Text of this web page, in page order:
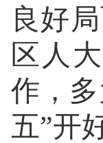
良好
区人
作，
五”开